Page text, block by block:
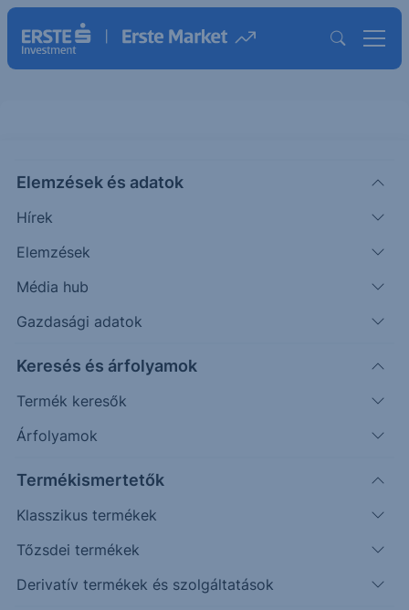
Elemzések és adatok
Hírek
Elemzések
Média hub
Gazdasági adatok
Keresés és árfolyamok
Termék keresők
Árfolyamok
Termékismertetők
Klasszikus termékek
Tőzsdei termékek
Derivatív termékek és szolgáltatások
PAYX(USA)
Paychex Inc.
120.04
Időpont: 26.08.07. 22:00
Előző záró:
120.13
Árfolyamértesítő rögzítése
További információk kérése
121.50